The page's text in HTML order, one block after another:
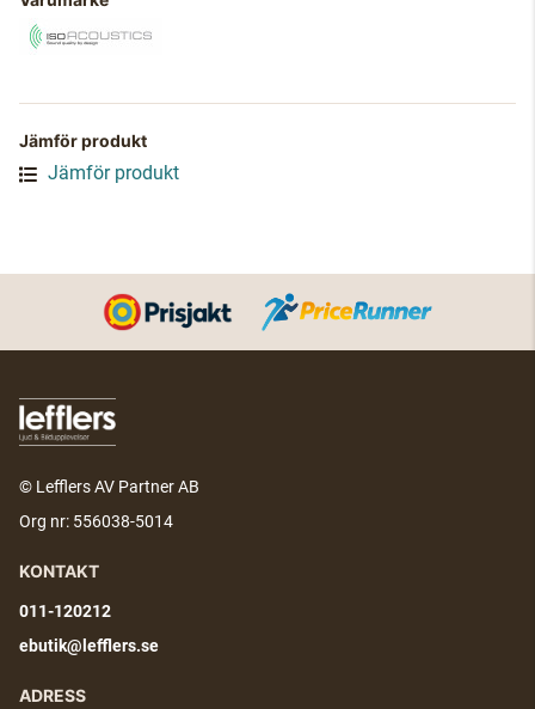
Jämför produkt
Jämför produkt
© Lefflers AV Partner AB
Org nr: 556038-5014
KONTAKT
011-120212
ebutik@lefflers.se
ADRESS